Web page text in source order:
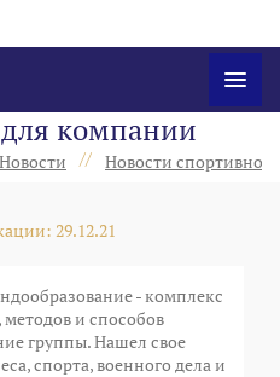
компании
Новости // Новости
29.12.21
- комплекс
и способов
группы. Нашел свое
спорта, военного дела и